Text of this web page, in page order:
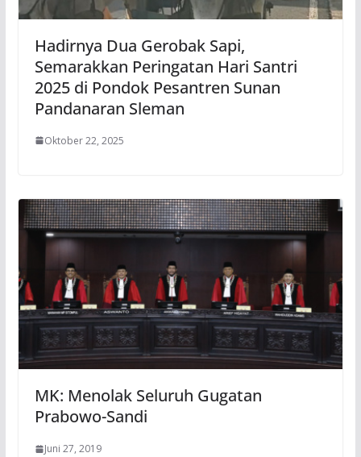
Hadirnya Dua Gerobak Sapi,
Semarakkan Peringatan Hari Santri
2025 di Pondok Pesantren Sunan
Pandanaran Sleman
Oktober 22, 2025
MK: Menolak Seluruh Gugatan
Prabowo-Sandi
Juni 27, 2019